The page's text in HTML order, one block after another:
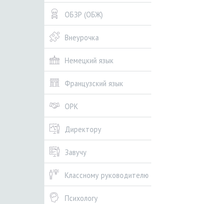
ОБЗР (ОБЖ)
Внеурочка
Немецкий язык
Французский язык
ОРК
Директору
Завучу
Классному руководителю
Психологу